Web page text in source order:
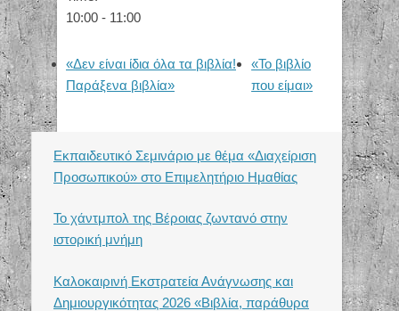
10:00 - 11:00
«Δεν είναι ίδια όλα τα βιβλία!
Παράξενα βιβλία»
«Το βιβλίο
που είμαι»
Εκπαιδευτικό Σεμινάριο με θέμα «Διαχείριση
Προσωπικού» στο Επιμελητήριο Ημαθίας
Το χάντμπολ της Βέροιας ζωντανό στην
ιστορική μνήμη
Καλοκαιρινή Εκστρατεία Ανάγνωσης και
Δημιουργικότητας 2026 «Βιβλία, παράθυρα